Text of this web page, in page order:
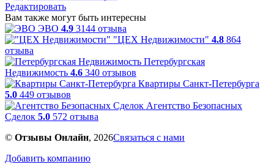
Редактировать
Вам также могут быть интересны
ЭВО 4.9 3144 отзыва
"ЦЕХ Недвижимости" 4.8 864
отзыва
Петербургская
Недвижимость 4.6 340 отзывов
Квартиры Санкт-Петербурга
5.0 449 отзывов
Агентство Безопасных
Сделок 5.0 572 отзыва
© Отзывы Онлайн, 2026Связаться с нами
Добавить компанию